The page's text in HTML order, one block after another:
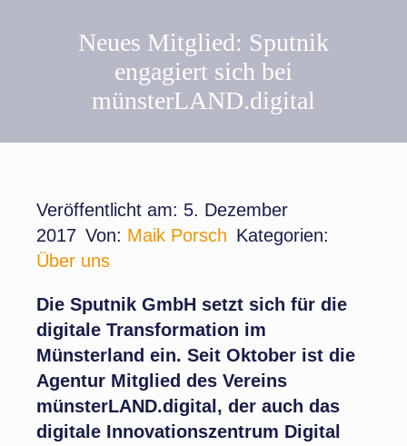
Neues Mitglied: Sputnik
engagiert sich bei
münsterLAND.digital
Veröffentlicht am: 5. Dezember
2017 Von: Maik Porsch Kategorien:
Über uns
Die Sputnik GmbH setzt sich für die
digitale Transformation im
Münsterland ein. Seit Oktober ist die
Agentur Mitglied des Vereins
münsterLAND.digital, der auch das
digitale Innovationszentrum Digital